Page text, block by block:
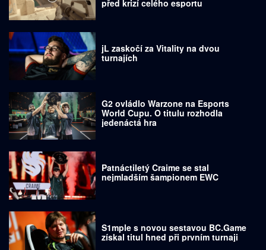
před krizí celého esportu
jL zaskočí za Vitality na dvou
turnajích
G2 ovládlo Warzone na Esports
World Cupu. O titulu rozhodla
jedenáctá hra
Patnáctiletý Craime se stal
nejmladším šampionem EWC
S1mple s novou sestavou BC.Game
získal titul hned při prvním turnaji